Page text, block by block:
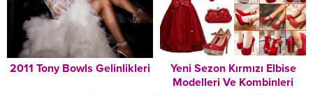
2011 Tony Bowls Gelinlikleri
Yeni Sezon Kırmızı Elbise
Modelleri Ve Kombinleri